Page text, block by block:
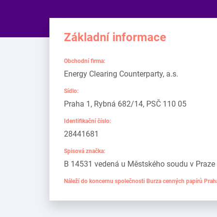
Základní informace
Obchodní firma:
Energy Clearing Counterparty, a.s.
Sídlo:
Praha 1, Rybná 682/14, PSČ 110 05
Identifikační číslo:
28441681
Spisová značka:
B 14531 vedená u Městského soudu v Praze
Náleží do koncernu společnosti Burza cenných papírů